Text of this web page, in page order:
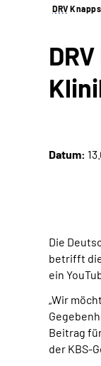
DRV
Datum:
Die
betrifft
ein
„Wir
Beitrag
der KBS-